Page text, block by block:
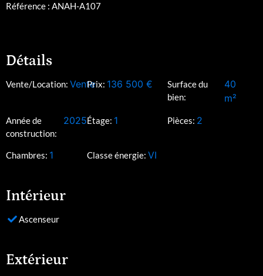
Référence : ANAH-A107
Détails
Vente/Location: VentePrix: 136 500 €
Surface du
bien:
40
m²
Année de
construction:
2025Étage: 1 Pièces: 2
Chambres: 1 Classe énergie: VI
Intérieur
Ascenseur
Extérieur